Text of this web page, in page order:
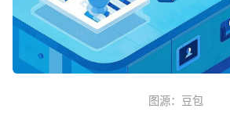
图源：豆包